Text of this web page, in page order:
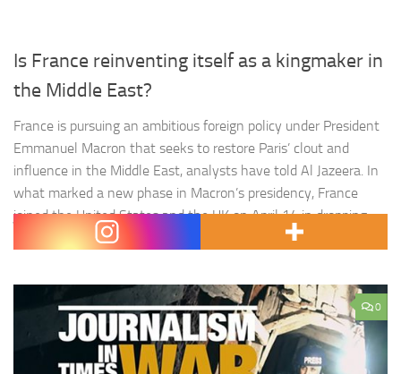
Is France reinventing itself as a kingmaker in
the Middle East?
France is pursuing an ambitious foreign policy under President
Emmanuel Macron that seeks to restore Paris’ clout and
influence in the Middle East, analysts have told Al Jazeera. In
what marked a new phase in Macron’s presidency, France
joined the United States and the UK on April 14 in dropping
105 bombs on three facilities…
0